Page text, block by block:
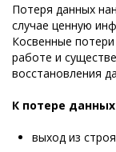
Потеря данных
случае ценную
Косвенные
работе и
восстановления
К потере
выход из